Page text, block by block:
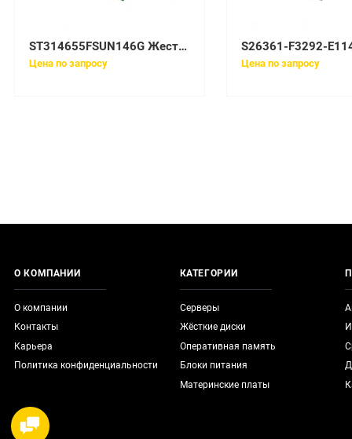
ST314655FSUN146G Жесткий диск SUN SEAGATE 146GB Fibre Channel 15K RPM
Цена по запросу Цена по запросу
О КОМПАНИИ
О компании
Контакты
Карьера
Политика конфиденциальности
КАТЕГОРИИ
Серверы
Жёсткие диски
Оперативная память
Блоки питания
Материнские платы